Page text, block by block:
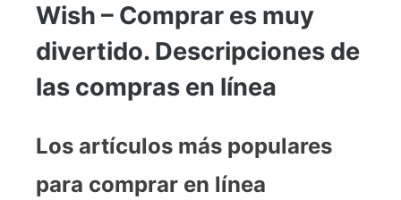
Wish – Comprar es muy
divertido. Descripciones de
las compras en línea
Los artículos más populares
para comprar en línea